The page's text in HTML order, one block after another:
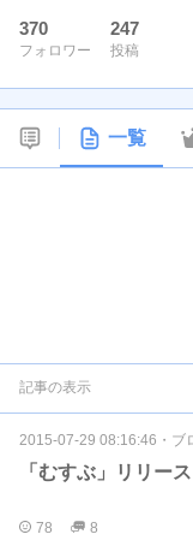
370
フォロワー
247
投稿
一覧
記事の表示
2015-07-29 08:16:46 ・ ブ
「むすぶ」リリー
78 8